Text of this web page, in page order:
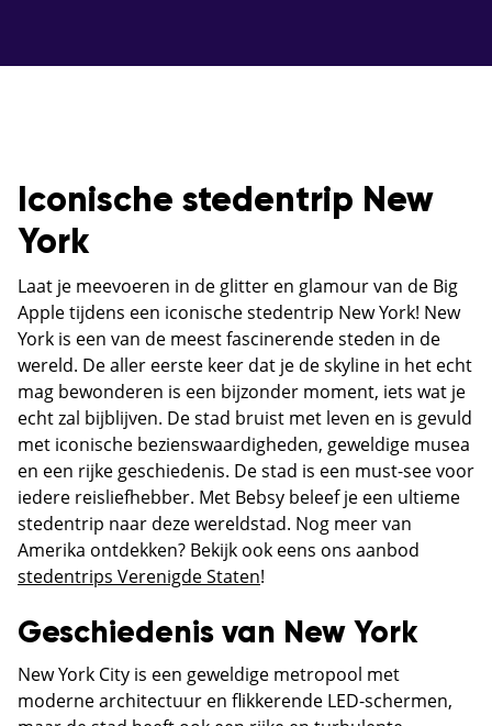
Iconische stedentrip New
York
Laat je meevoeren in de glitter en glamour van de Big
Apple tijdens een iconische stedentrip New York! New
York is een van de meest fascinerende steden in de
wereld. De aller eerste keer dat je de skyline in het echt
mag bewonderen is een bijzonder moment, iets wat je
echt zal bijblijven. De stad bruist met leven en is gevuld
met iconische bezienswaardigheden, geweldige musea
en een rijke geschiedenis. De stad is een must-see voor
iedere reisliefhebber. Met Bebsy beleef je een ultieme
stedentrip naar deze wereldstad. Nog meer van
Amerika ontdekken? Bekijk ook eens ons aanbod
stedentrips Verenigde Staten!
Geschiedenis van New York
New York City is een geweldige metropool met
moderne architectuur en flikkerende LED-schermen,